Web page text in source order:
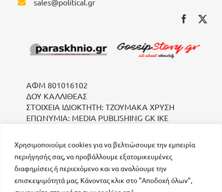
Χρησιμοποιούμε cookies για να βελτιώσουμε την εμπειρία
περιήγησής σας, να προβάλλουμε εξατομικευμένες
διαφημίσεις ή περιεχόμενο και να αναλύουμε την
επισκεψιμότητά μας. Κάνοντας κλικ στο "Αποδοχή όλων",
ΑΦΜ 801016102
ΔΟΥ ΚΑΛΛΙΘΕΑΣ
ΣΤΟΙΧΕΙΑ ΙΔΙΟΚΤΗΤΗ: ΤΖΟΥΜΑΚΑ ΧΡΥΣΗ
ΕΠΩΝΥΜΙΑ: MEDIA PUBLISHING GK IKE